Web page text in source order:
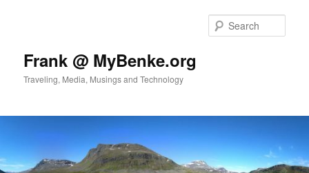
Frank @ MyBenke.org
Traveling, Media, Musings and Technology